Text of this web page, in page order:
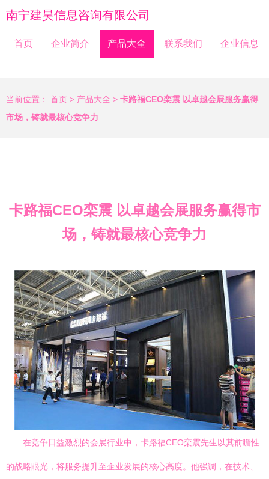
南宁建昊信息咨询有限公司
首页 企业简介 产品大全 联系我们 企业信息
当前位置： 首页 > 产品大全 > 卡路福CEO栾震 以卓越会展服务赢得
市场，铸就最核心竞争力
卡路福CEO栾震 以卓越会展服务赢得市
场，铸就最核心竞争力
在竞争日益激烈的会展行业中，卡路福CEO栾震先生以其前瞻性
的战略眼光，将服务提升至企业发展的核心高度。他强调，在技术、